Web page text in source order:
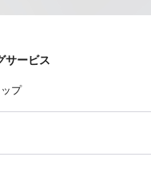
サービス
プ